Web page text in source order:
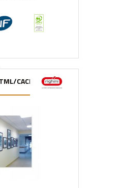
CACHE/SMARTY/COMPILE/